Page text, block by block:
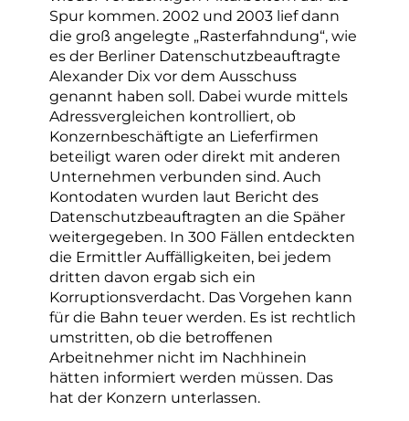
Spur kommen. 2002 und 2003 lief dann
die groß angelegte „Rasterfahndung“, wie
es der Berliner Datenschutzbeauftragte
Alexander Dix vor dem Ausschuss
genannt haben soll. Dabei wurde mittels
Adressvergleichen kontrolliert, ob
Konzernbeschäftigte an Lieferfirmen
beteiligt waren oder direkt mit anderen
Unternehmen verbunden sind. Auch
Kontodaten wurden laut Bericht des
Datenschutzbeauftragten an die Späher
weitergegeben. In 300 Fällen entdeckten
die Ermittler Auffälligkeiten, bei jedem
dritten davon ergab sich ein
Korruptionsverdacht. Das Vorgehen kann
für die Bahn teuer werden. Es ist rechtlich
umstritten, ob die betroffenen
Arbeitnehmer nicht im Nachhinein
hätten informiert werden müssen. Das
hat der Konzern unterlassen.